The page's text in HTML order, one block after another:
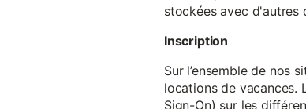
stockées avec d'autres
Inscription
Sur l’ensemble de nos
locations de vacances.
Sign-On) sur les